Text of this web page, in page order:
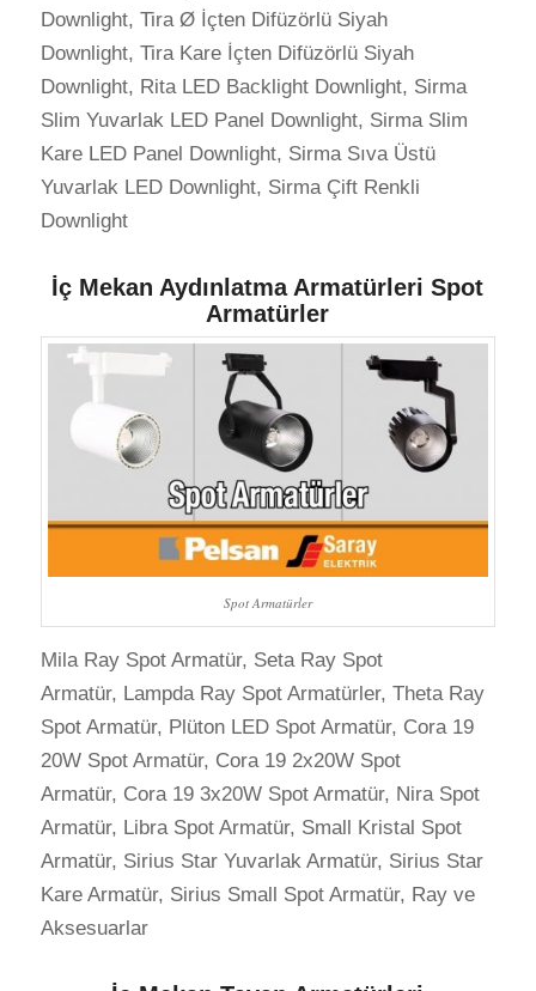
Downlight, Tira Ø İçten Difüzörlü Siyah
Downlight, Tira Kare İçten Difüzörlü Siyah
Downlight, Rita LED Backlight Downlight, Sirma
Slim Yuvarlak LED Panel Downlight, Sirma Slim
Kare LED Panel Downlight, Sirma Sıva Üstü
Yuvarlak LED Downlight, Sirma Çift Renkli
Downlight
İç Mekan Aydınlatma Armatürleri Spot
Armatürler
Spot Armatürler
Mila Ray Spot Armatür, Seta Ray Spot
Armatür, Lampda Ray Spot Armatürler, Theta Ray
Spot Armatür, Plüton LED Spot Armatür, Cora 19
20W Spot Armatür, Cora 19 2x20W Spot
Armatür, Cora 19 3x20W Spot Armatür, Nira Spot
Armatür, Libra Spot Armatür, Small Kristal Spot
Armatür, Sirius Star Yuvarlak Armatür, Sirius Star
Kare Armatür, Sirius Small Spot Armatür, Ray ve
Aksesuarlar